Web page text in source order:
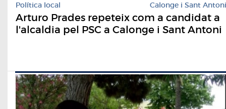
Política local Calonge i Sant Antoni
Arturo Prades repeteix com a candidat a
l'alcaldia pel PSC a Calonge i Sant Antoni